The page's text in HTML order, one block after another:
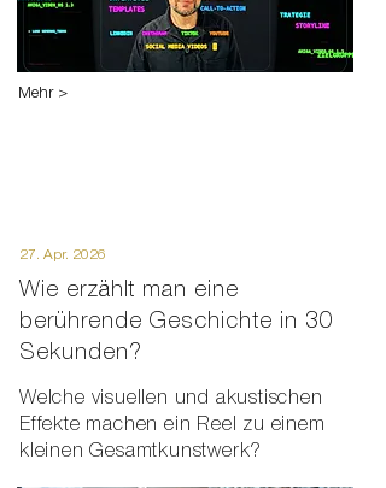
Mehr >
27. Apr. 2026
Wie erzählt man eine
berührende Geschichte in 30
Sekunden?
Welche visuellen und akustischen
Effekte machen ein Reel zu einem
kleinen Gesamtkunstwerk?